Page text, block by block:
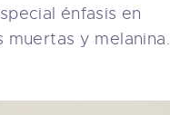
énfasis en
muertas y melanina.